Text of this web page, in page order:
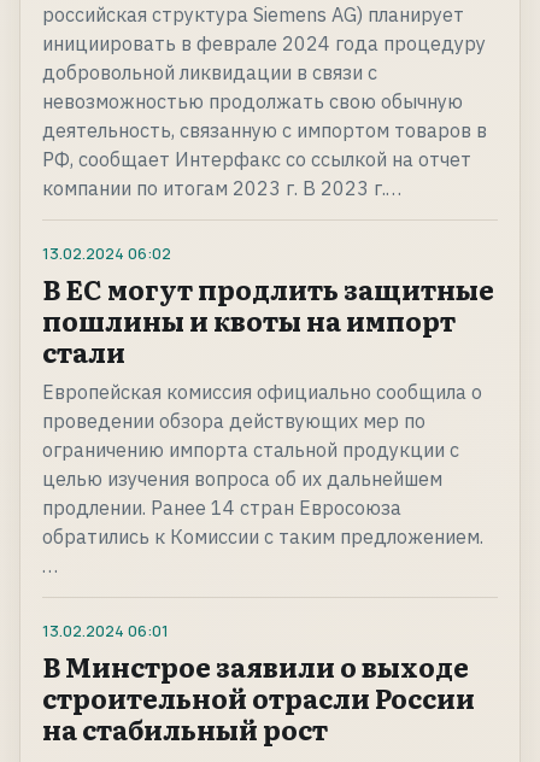
российская структура Siemens AG) планирует
инициировать в феврале 2024 года процедуру
добровольной ликвидации в связи с
невозможностью продолжать свою обычную
деятельность, связанную с импортом товаров в
РФ, сообщает Интерфакс со ссылкой на отчет
компании по итогам 2023 г. В 2023 г.…
13.02.2024 06:02
В ЕС могут продлить защитные
пошлины и квоты на импорт
стали
Европейская комиссия официально сообщила о
проведении обзора действующих мер по
ограничению импорта стальной продукции с
целью изучения вопроса об их дальнейшем
продлении. Ранее 14 стран Евросоюза
обратились к Комиссии с таким предложением.
…
13.02.2024 06:01
В Минстрое заявили о выходе
строительной отрасли России
на стабильный рост